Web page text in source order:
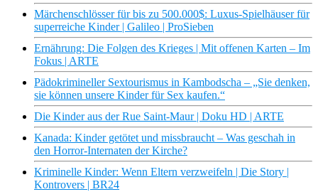
Märchenschlösser für bis zu 500.000$: Luxus-Spielhäuser für
superreiche Kinder | Galileo | ProSieben
Ernährung: Die Folgen des Krieges | Mit offenen Karten – Im
Fokus | ARTE
Pädokrimineller Sextourismus in Kambodscha – „Sie denken,
sie können unsere Kinder für Sex kaufen.“
Die Kinder aus der Rue Saint-Maur | Doku HD | ARTE
Kanada: Kinder getötet und missbraucht – Was geschah in
den Horror-Internaten der Kirche?
Kriminelle Kinder: Wenn Eltern verzweifeln | Die Story |
Kontrovers | BR24